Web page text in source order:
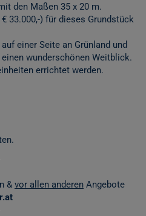
den Maßen 35 x 20 m.
33.000,-) für dieses Grundstück
einer Seite an Grünland und
wunderschönen Weitblick.
errichtet werden.
& vor allen anderen Angebote